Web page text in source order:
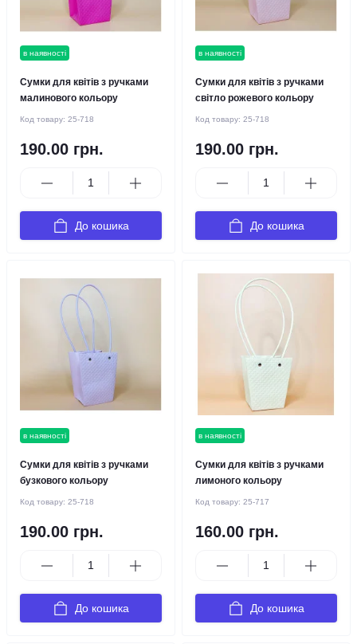
в наявності
Сумки для квітів з ручками
малинового кольору
Код товару: 25-718
190.00 грн.
До кошика
в наявності
Сумки для квітів з ручками
світло рожевого кольору
Код товару: 25-718
190.00 грн.
До кошика
в наявності
Сумки для квітів з ручками
бузкового кольору
Код товару: 25-718
190.00 грн.
До кошика
в наявності
Сумки для квітів з ручками
лимоного кольору
Код товару: 25-717
160.00 грн.
До кошика